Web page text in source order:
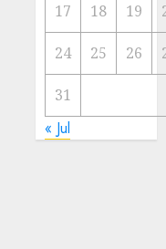
17 18 19
24 25 26
31
« Jul